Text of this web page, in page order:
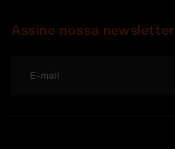
Assine nossa newsletter